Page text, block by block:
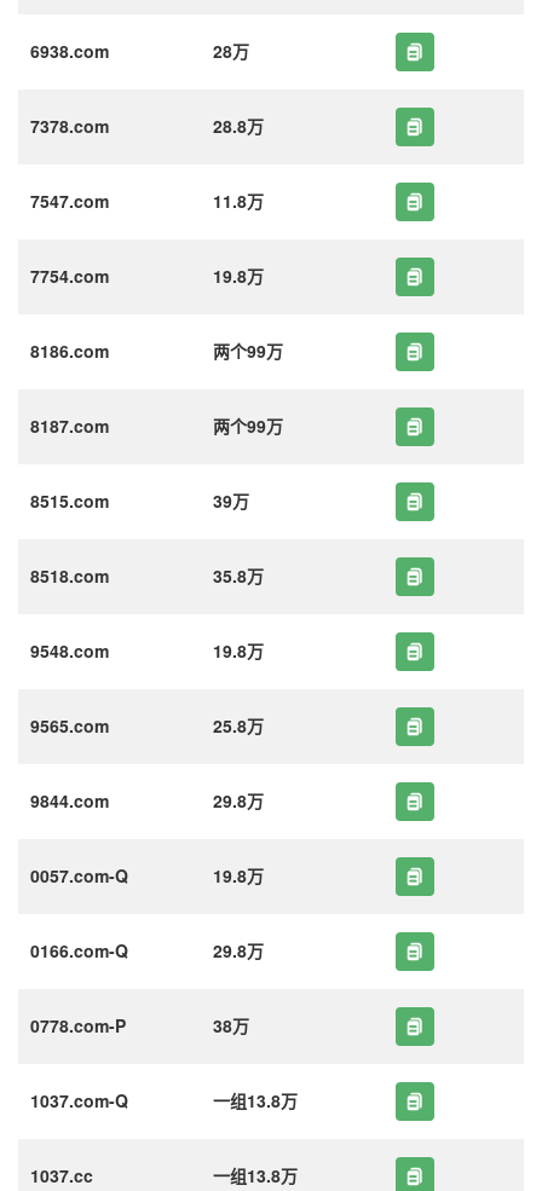
6938.com 28万
7378.com 28.8万
7547.com 11.8万
7754.com 19.8万
8186.com 两个99万
8187.com 两个99万
8515.com 39万
8518.com 35.8万
9548.com 19.8万
9565.com 25.8万
9844.com 29.8万
0057.com-Q 19.8万
0166.com-Q 29.8万
0778.com-P 38万
1037.com-Q 一组13.8万
1037.cc 一组13.8万